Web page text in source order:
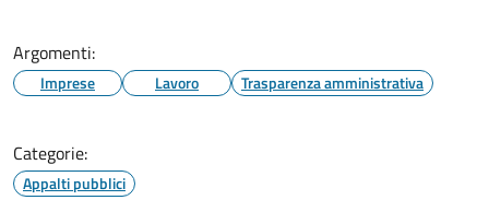
Argomenti:
Imprese Lavoro Trasparenza amministrativa
Categorie:
Appalti pubblici